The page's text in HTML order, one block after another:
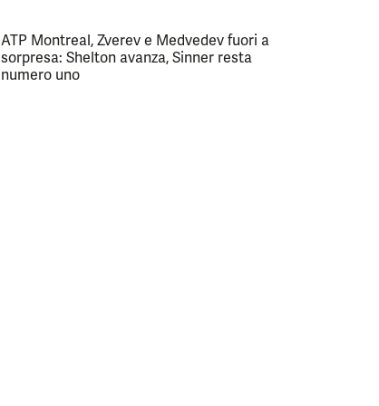
ATP Montreal, Zverev e Medvedev fuori a
sorpresa: Shelton avanza, Sinner resta
numero uno